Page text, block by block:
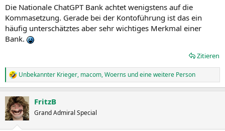
Die Nationale ChatGPT Bank achtet wenigstens auf die
Kommasetzung. Gerade bei der Kontoführung ist das ein
häufig unterschätztes aber sehr wichtiges Merkmal einer
Bank.
Zitieren
R
e
k
t
i
Unbekannter Krieger, macom,Woerns und eine weitere Person
FritzB
Grand Admiral Special